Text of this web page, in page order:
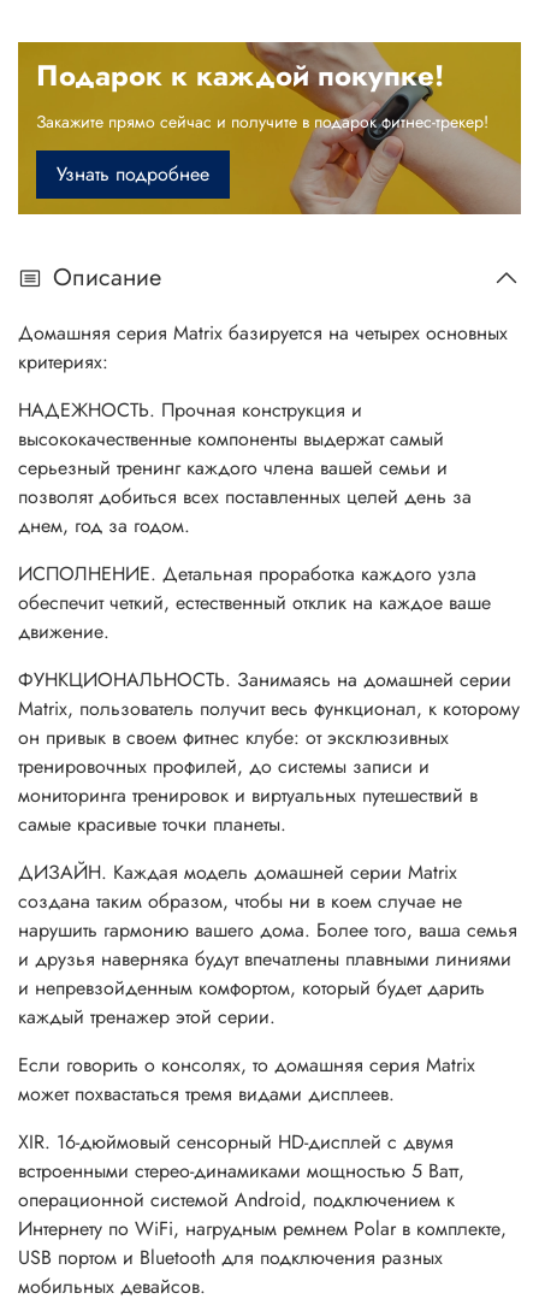
Подарок к каждой покупке!
Закажите прямо сейчас и получите в подарок фитнес-трекер!
Узнать подробнее
Описание
Домашняя серия Matrix базируется на четырех основных
критериях:
НАДЕЖНОСТЬ. Прочная конструкция и
высококачественные компоненты выдержат самый
серьезный тренинг каждого члена вашей семьи и
позволят добиться всех поставленных целей день за
днем, год за годом.
ИСПОЛНЕНИЕ. Детальная проработка каждого узла
обеспечит четкий, естественный отклик на каждое ваше
движение.
ФУНКЦИОНАЛЬНОСТЬ. Занимаясь на домашней серии
Matrix, пользователь получит весь функционал, к которому
он привык в своем фитнес клубе: от эксклюзивных
тренировочных профилей, до системы записи и
мониторинга тренировок и виртуальных путешествий в
самые красивые точки планеты.
ДИЗАЙН. Каждая модель домашней серии Matrix
создана таким образом, чтобы ни в коем случае не
нарушить гармонию вашего дома. Более того, ваша семья
и друзья наверняка будут впечатлены плавными линиями
и непревзойденным комфортом, который будет дарить
каждый тренажер этой серии.
Если говорить о консолях, то домашняя серия Matrix
может похвастаться тремя видами дисплеев.
XIR. 16-дюймовый сенсорный HD-дисплей с двумя
встроенными стерео-динамиками мощностью 5 Ватт,
операционной системой Android, подключением к
Интернету по WiFi, нагрудным ремнем Polar в комплекте,
USB портом и Bluetooth для подключения разных
мобильных девайсов.